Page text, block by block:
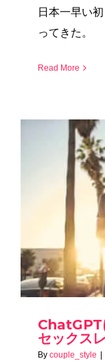
日本一早い
ってきた。
Read More
ChatGPT
セックス
By couple_style